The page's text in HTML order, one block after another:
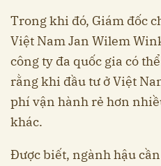
Trong khi đó, Giám đốc
Việt Nam Jan Wilem
công ty đa quốc gia có
rằng khi đầu tư ở Việt
phí vận hành rẻ hơn
khác.
Được biết, ngành hậu